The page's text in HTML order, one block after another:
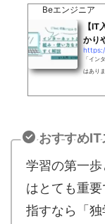
Beエンジニア
【
かり
「イン
はあり
「安全
おすすめ
学習の第一
はとても重
指すなら「